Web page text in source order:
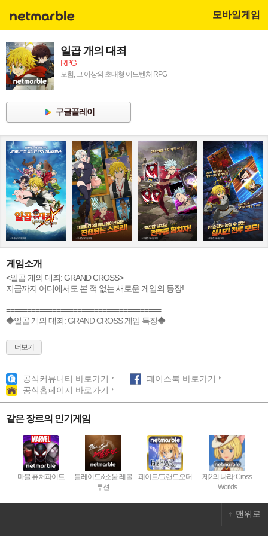
모바일게임
일곱 개의 대죄
RPG
모험, 그 이상의 초대형 어드벤처 RPG
구글플레이
게임소개
<일곱 개의 대죄: GRAND CROSS>
지금까지 어디에서도 본 적 없는 새로운 게임의 등장!
=====================================
◆일곱 개의 대죄: GRAND CROSS 게임 특징◆
=====================================
▶ 스킬 합성을 통한 전략성 넘치는 전투 시스템
한 턴 한 턴 짜릿함을 느낄 수 있는 박진감 넘치는 전투!
카드를 합치고 사용하여, 궁극의 "필살"로 상대를 완벽하게 제압하자!
2명이서 실시간으로 즐기는 멀티 협동 콘텐츠!
제한된 시간 이내 친구와 협동하여 마신을 물리치고 왕국을 지켜내자!
▶ 게임에서만 볼 수 있는 캐릭터들의 다양한 모습
그 동안 어디서도 볼 수 없었던 , 오직 게임에서만 존재하는 오리지널 의상이
한 가득!
여기에 나만의 스타일로 캐릭터를 꾸밀 수 있는 다양한 코스튬까지!
<일곱 개의 대죄> 캐릭터들의 새로운 모습을 확인하자!
더보기
공식커뮤니티 바로가기
페이스북 바로가기
공식홈페이지 바로가기
같은 장르의 인기게임
마블 퓨처파이트
블레이드&소울 레볼
루션
페이트/그랜드오더
제2의 나라: Cross
Worlds
맨위로